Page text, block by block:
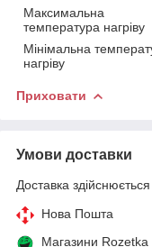
Максимальна
температура нагріву
Мінімальна
нагріву
Приховати
Умови доставки
Доставка
Нова Пошта
Магазини Rozetka